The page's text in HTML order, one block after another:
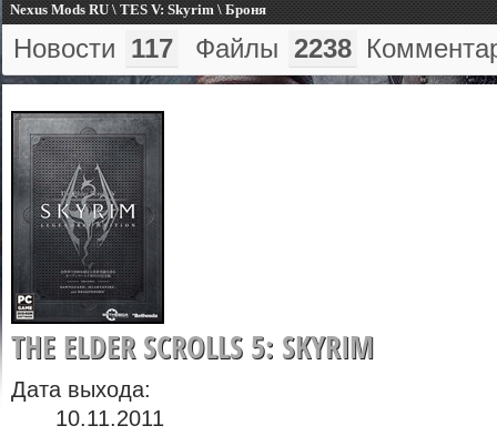
Nexus Mods RU \ TES V: Skyrim \ Броня
Новости 117 Файлы 2238
THE ELDER SCROLLS 5: SKYRIM
Дата выхода:
10.11.2011